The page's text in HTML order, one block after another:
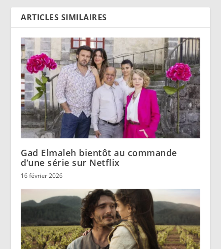
ARTICLES SIMILAIRES
Gad Elmaleh bientôt au commande
d’une série sur Netflix
16 février 2026